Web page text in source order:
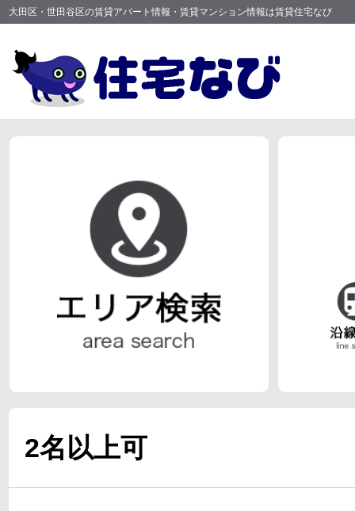
大田区・世田谷区の賃貸アパート情報・賃貸マンション情報は賃貸住宅なび
2名以上可